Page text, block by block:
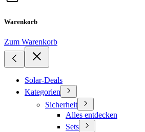
Warenkorb
Zum Warenkorb
Solar-Deals
Kategorien
Sicherheit
Alles entdecken
Sets